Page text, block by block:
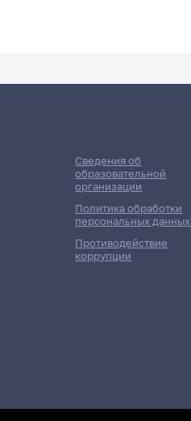
Сведения об
образовательной
организации
Политика обработки
персональных данных
Противодействие
коррупции